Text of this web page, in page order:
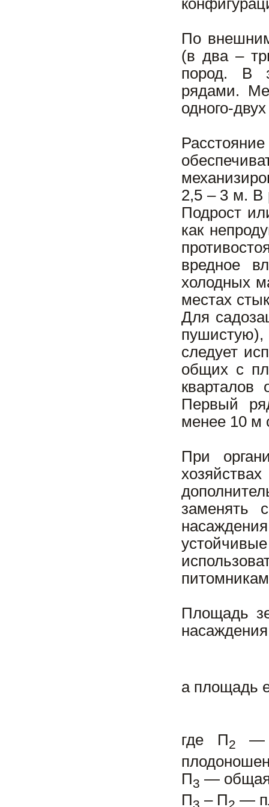
По
(в два –
пород. В
рядами.
одного-
2,5 – 3 м. В
Подрост
как
вредное
холодных
местах
Для
следует
общих с
Первый
менее 10 м
При
заменять
Площадь
а площадь
где П2
—
П3 — общая
П
– П
—